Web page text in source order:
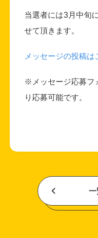
当選者には3月中旬
せて頂きます。
メッセージの投稿は
※メッセージ応募フ
り応募可能です。